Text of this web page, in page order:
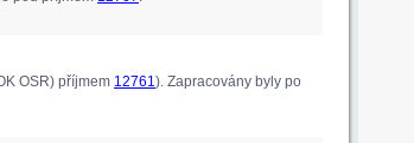
OSR) příjmem 12761). Zapracovány byly po